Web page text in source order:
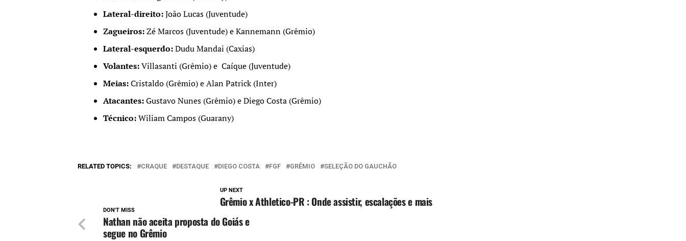
Lateral-direito:João Lucas (Juventude)
Zagueiros:Zé Marcos (Juventude) e Kannemann (Grêmio)
Lateral-esquerdo:Dudu Mandai (Caxias)
Volantes:Villasanti (Grêmio) e Caíque (Juventude)
Meias:Cristaldo (Grêmio) e Alan Patrick (Inter)
Atacantes:Gustavo Nunes (Grêmio) e Diego Costa (Grêmio)
Técnico:Wiliam Campos (Guarany)
RELATED TOPICS: CRAQUE DESTAQUE DIEGO COSTA FGF GRÊMIO SELEÇÃO DO GAUCHÃO
UP NEXT
Grêmio x Athletico-PR : Onde assistir, escalações e mais
DON'T MISS
Nathan não aceita proposta do Goiás e
segue no Grêmio